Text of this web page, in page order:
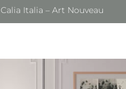
Calia Italia – Art Nouveau